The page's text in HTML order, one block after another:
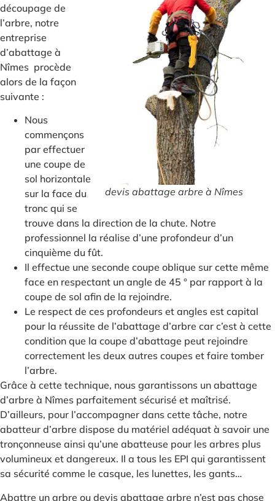
devis abattage arbre à Nîmes
découpage de
l’arbre, notre
entreprise
d’abattage à
Nîmes procède
alors de la façon
suivante :
Nous
commençons
par effectuer
une coupe de
sol horizontale
sur la face du
tronc qui se
trouve dans la direction de la chute. Notre
professionnel la réalise d’une profondeur d’un
cinquième du fût.
Il effectue une seconde coupe oblique sur cette même
face en respectant un angle de 45 ° par rapport à la
coupe de sol afin de la rejoindre.
Le respect de ces profondeurs et angles est capital
pour la réussite de l’abattage d’arbre car c’est à cette
condition que la coupe d’abattage peut rejoindre
correctement les deux autres coupes et faire tomber
l’arbre.
Grâce à cette technique, nous garantissons un abattage
d’arbre à Nîmes parfaitement sécurisé et maîtrisé.
D’ailleurs, pour l’accompagner dans cette tâche, notre
abatteur d’arbre dispose du matériel adéquat à savoir une
tronçonneuse ainsi qu’une abatteuse pour les arbres plus
volumineux et dangereux. Il a tous les EPI qui garantissent
sa sécurité comme le casque, les lunettes, les gants…
Abattre un arbre ou devis abattage arbre n’est pas chose